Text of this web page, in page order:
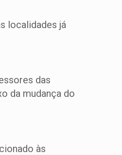
localidades já
das
da mudança do
às